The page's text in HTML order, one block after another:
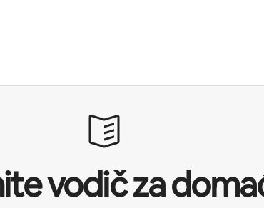
vodič za